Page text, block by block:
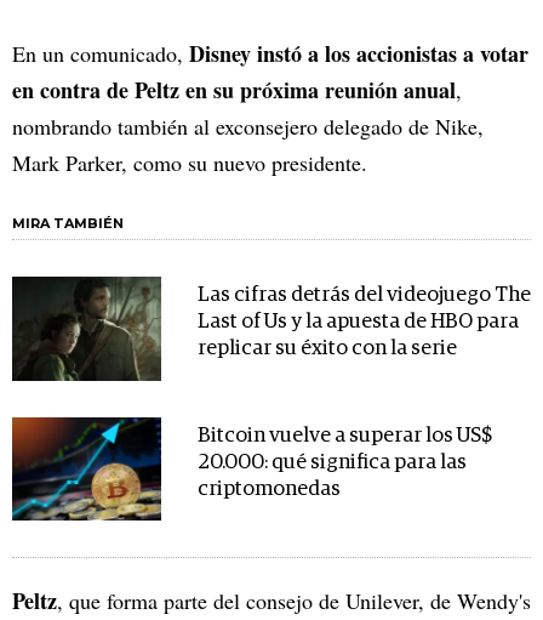
En un comunicado, Disney instó a los accionistas a votar
en contra de Peltz en su próxima reunión anual,
nombrando también al exconsejero delegado de Nike,
Mark Parker, como su nuevo presidente.
MIRA TAMBIÉN
Las cifras detrás del videojuego The
Last of Us y la apuesta de HBO para
replicar su éxito con la serie
Bitcoin vuelve a superar los US$
20.000: qué significa para las
criptomonedas
Peltz, que forma parte del consejo de Unilever, de Wendy's